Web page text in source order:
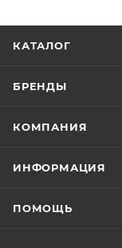
КАТАЛОГ
БРЕНДЫ
КОМПАНИЯ
ИНФОРМАЦИЯ
ПОМОЩЬ